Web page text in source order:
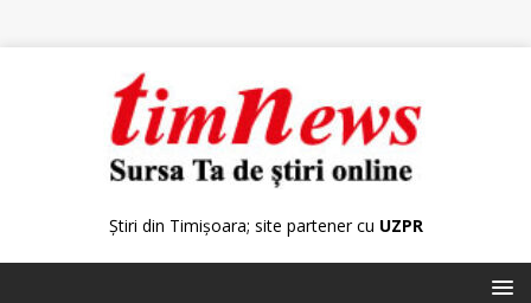
Știri din Timișoara; site partener cu UZPR